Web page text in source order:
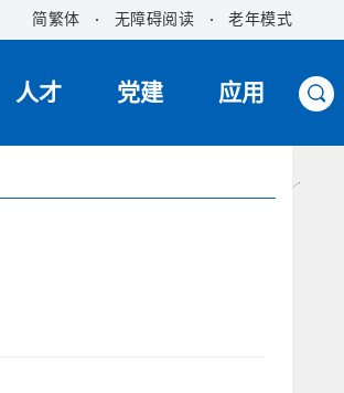
简繁体 无障碍阅读 老年模式
人才 党建 应用